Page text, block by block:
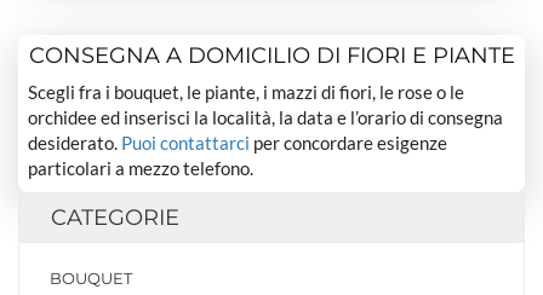
CONSEGNA A DOMICILIO DI FIORI E PIANTE
Scegli fra i bouquet, le piante, i mazzi di fiori, le rose o le
orchidee ed inserisci la località, la data e l’orario di consegna
desiderato. Puoi contattarci per concordare esigenze
particolari a mezzo telefono.
CATEGORIE
BOUQUET